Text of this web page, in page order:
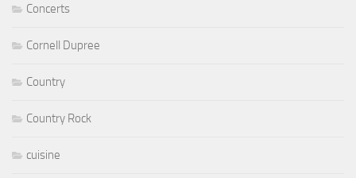
Concerts
Cornell Dupree
Country
Country Rock
cuisine